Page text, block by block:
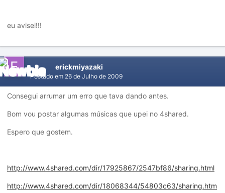
eu avisei!!!
erickmiyazaki
Postado em 26 de Julho de 2009
Consegui arrumar um erro que tava dando antes.
Bom vou postar algumas músicas que upei no 4shared.
Espero que gostem.
http://www.4shared.com/dir/17925867/2547bf86/sharing.html
http://www.4shared.com/dir/18068344/54803c63/sharing.htm